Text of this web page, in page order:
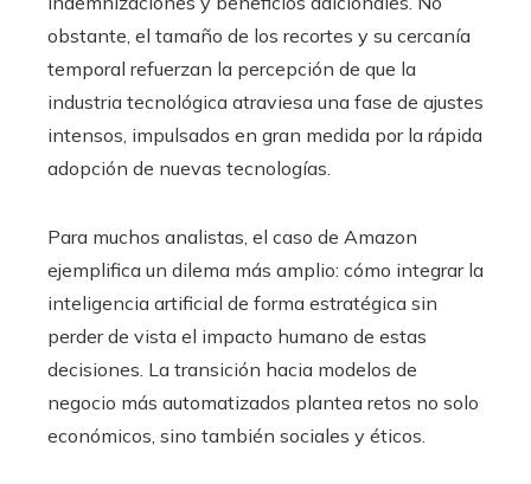
obstante, el tamaño de los recortes y su cercanía
temporal refuerzan la percepción de que la
industria tecnológica atraviesa una fase de ajustes
intensos, impulsados en gran medida por la rápida
adopción de nuevas tecnologías.
Para muchos analistas, el caso de Amazon
ejemplifica un dilema más amplio: cómo integrar la
inteligencia artificial de forma estratégica sin
perder de vista el impacto humano de estas
decisiones. La transición hacia modelos de
negocio más automatizados plantea retos no solo
económicos, sino también sociales y éticos.